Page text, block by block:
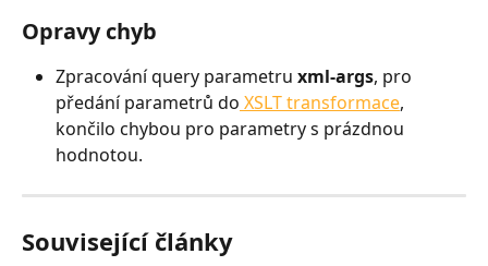
Opravy chyb
Zpracování query parametru xml-args, pro
předání parametrů do XSLT transformace,
končilo chybou pro parametry s prázdnou
hodnotou.
Související články